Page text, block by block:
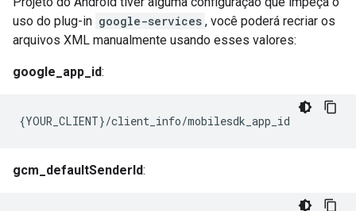
uso do plug-in google-services , você poderá recriar os
arquivos XML manualmente usando esses valores:
google_app_id:
{YOUR_CLIENT}/client_info/mobilesdk_app_id
gcm_defaultSenderId: